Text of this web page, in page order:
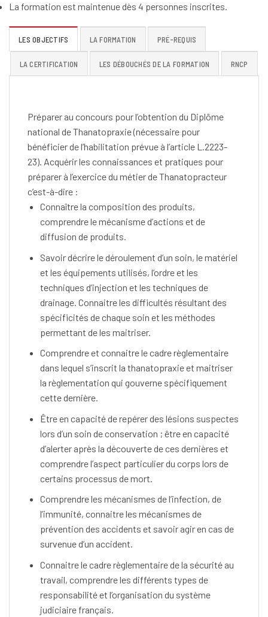
La formation est maintenue dès 4 personnes inscrites.
LES OBJECTIFS LA FORMATION PRÉ-REQUIS
LA CERTIFICATION LES DÉBOUCHÉS DE LA FORMATION RNCP
Préparer au concours pour l’obtention du Diplôme
national de Thanatopraxie (nécessaire pour
bénéficier de l’habilitation prévue à l’article L.2223-
23). Acquérir les connaissances et pratiques pour
préparer à l’exercice du métier de Thanatopracteur
c’est-à-dire :
Connaître la composition des produits,
comprendre le mécanisme d’actions et de
diffusion de produits.
Savoir décrire le déroulement d’un soin, le matériel
et les équipements utilisés, l’ordre et les
techniques d’injection et les techniques de
drainage. Connaitre les difficultés résultant des
spécificités de chaque soin et les méthodes
permettant de les maitriser.
Comprendre et connaitre le cadre règlementaire
dans lequel s’inscrit la thanatopraxie et maitriser
la règlementation qui gouverne spécifiquement
cette dernière.
Être en capacité de repérer des lésions suspectes
lors d’un soin de conservation ; être en capacité
d’alerter après la découverte de ces dernières et
comprendre l’aspect particulier du corps lors de
certains processus de mort.
Comprendre les mécanismes de l’infection, de
l’immunité, connaitre les mécanismes de
prévention des accidents et savoir agir en cas de
survenue d’un accident.
Connaitre le cadre règlementaire de la sécurité au
travail, comprendre les différents types de
responsabilité et l’organisation du système
judiciaire français.